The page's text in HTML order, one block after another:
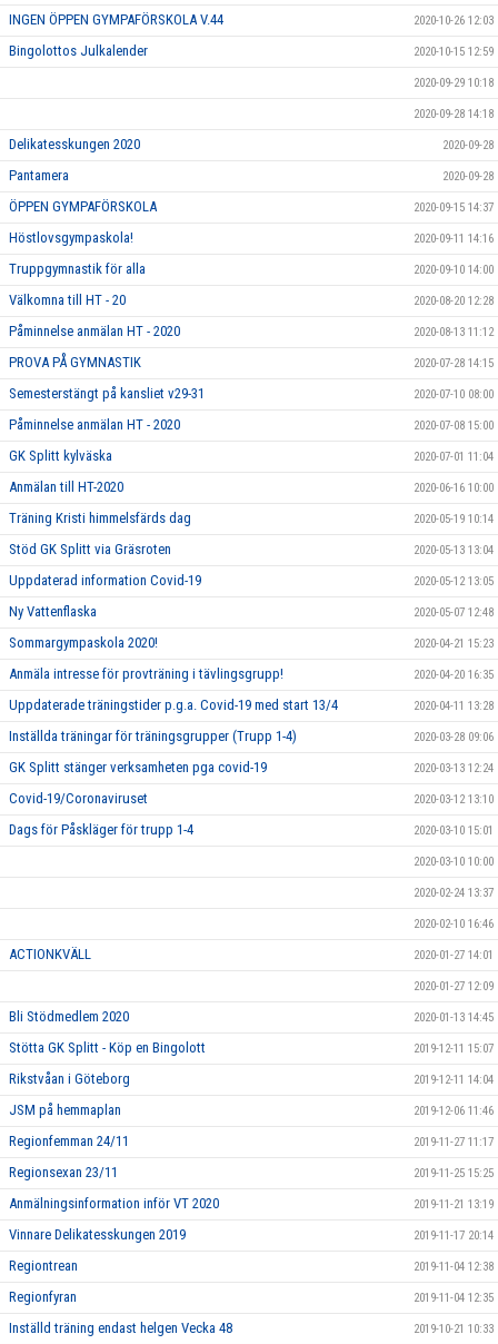
INGEN ÖPPEN GYMPAFÖRSKOLA V.44 2020-10-26 12:03
Bingolottos Julkalender 2020-10-15 12:59
2020-09-29 10:18
2020-09-28 14:18
Delikatesskungen 2020 2020-09-28
Pantamera 2020-09-28
ÖPPEN GYMPAFÖRSKOLA 2020-09-15 14:37
Höstlovsgympaskola! 2020-09-11 14:16
Truppgymnastik för alla 2020-09-10 14:00
Välkomna till HT - 20 2020-08-20 12:28
Påminnelse anmälan HT - 2020 2020-08-13 11:12
PROVA PÅ GYMNASTIK 2020-07-28 14:15
Semesterstängt på kansliet v29-31 2020-07-10 08:00
Påminnelse anmälan HT - 2020 2020-07-08 15:00
GK Splitt kylväska 2020-07-01 11:04
Anmälan till HT-2020 2020-06-16 10:00
Träning Kristi himmelsfärds dag 2020-05-19 10:14
Stöd GK Splitt via Gräsroten 2020-05-13 13:04
Uppdaterad information Covid-19 2020-05-12 13:05
Ny Vattenflaska 2020-05-07 12:48
Sommargympaskola 2020! 2020-04-21 15:23
Anmäla intresse för provträning i tävlingsgrupp! 2020-04-20 16:35
Uppdaterade träningstider p.g.a. Covid-19 med start 13/4 2020-04-11 13:28
Inställda träningar för träningsgrupper (Trupp 1-4) 2020-03-28 09:06
GK Splitt stänger verksamheten pga covid-19 2020-03-13 12:24
Covid-19/Coronaviruset 2020-03-12 13:10
Dags för Påskläger för trupp 1-4 2020-03-10 15:01
2020-03-10 10:00
2020-02-24 13:37
2020-02-10 16:46
ACTIONKVÄLL 2020-01-27 14:01
2020-01-27 12:09
Bli Stödmedlem 2020 2020-01-13 14:45
Stötta GK Splitt - Köp en Bingolott 2019-12-11 15:07
Rikstvåan i Göteborg 2019-12-11 14:04
JSM på hemmaplan 2019-12-06 11:46
Regionfemman 24/11 2019-11-27 11:17
Regionsexan 23/11 2019-11-25 15:25
Anmälningsinformation inför VT 2020 2019-11-21 13:19
Vinnare Delikatesskungen 2019 2019-11-17 20:14
Regiontrean 2019-11-04 12:38
Regionfyran 2019-11-04 12:35
Inställd träning endast helgen Vecka 48 2019-10-21 10:33